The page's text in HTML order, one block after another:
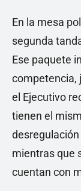
En la mesa
segunda
Ese paquete
competencia,
el Ejecutivo
tienen el
mientras que
cuentan con